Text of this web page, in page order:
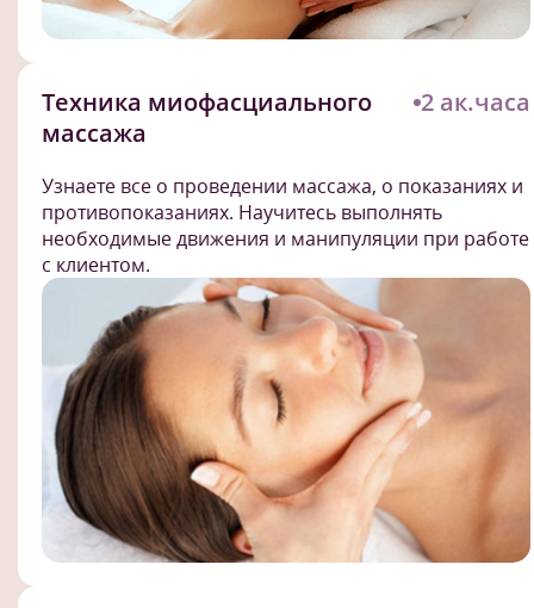
Техника миофасциального
массажа
2 ак.часа
Узнаете все о проведении массажа, о показаниях и
противопоказаниях. Научитесь выполнять
необходимые движения и манипуляции при работе
с клиентом.